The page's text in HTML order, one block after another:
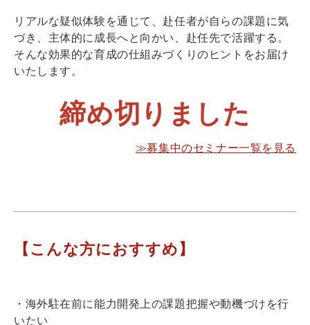
リアルな疑似体験を通じて、赴任者が自らの課題に気
づき、主体的に成長へと向かい、赴任先で活躍する。
そんな効果的な育成の仕組みづくりのヒントをお届け
いたします。
締め切りました
≫募集中のセミナー一覧を見る
【こんな方におすすめ】
・海外駐在前に能力開発上の課題把握や動機づけを行
いたい